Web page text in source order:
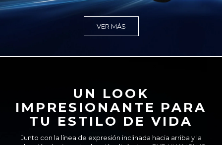
VER MÁS
UN LOOK
IMPRESIONANTE PARA
TU ESTILO DE VIDA
Junto con la línea de expresión inclinada hacia arriba y la